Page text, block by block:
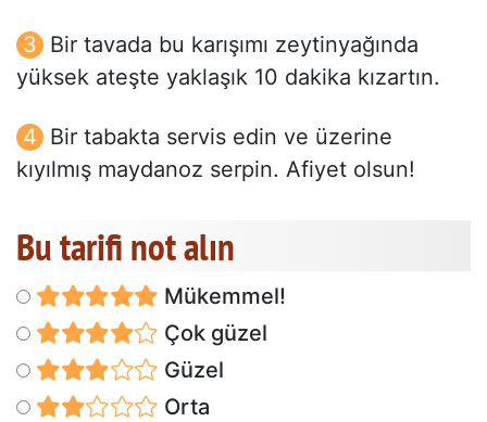
Bir tavada bu karışımı zeytinyağında
yüksek ateşte yaklaşık 10 dakika kızartın.
Bir tabakta servis edin ve üzerine
kıyılmış maydanoz serpin. Afiyet olsun!
Bu tarifi not alın
Mükemmel!
Çok güzel
Güzel
Orta